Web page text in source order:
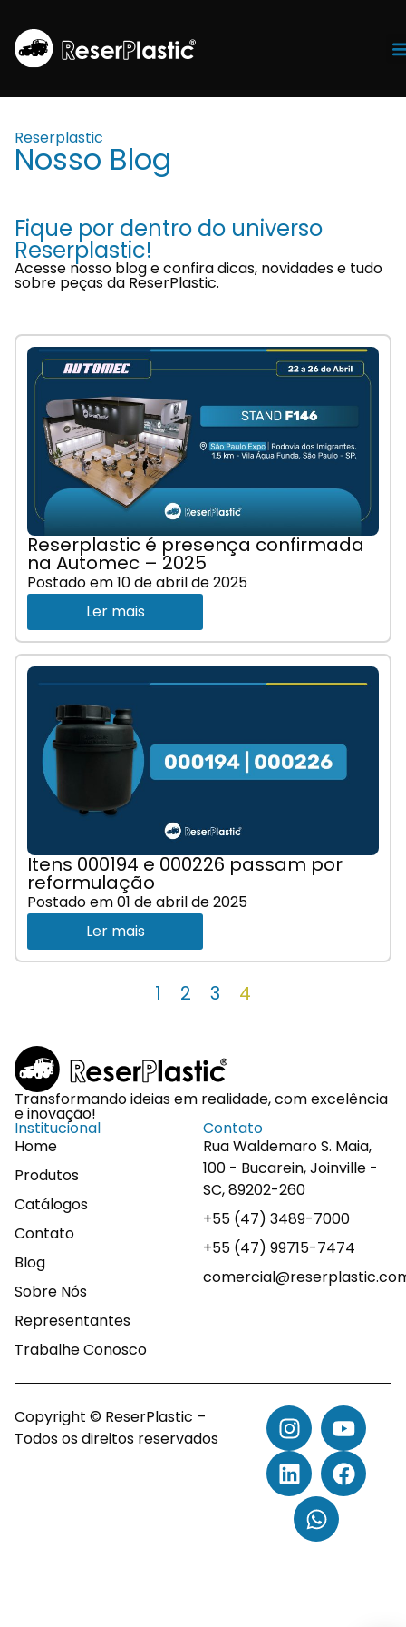
Reserplastic
Nosso Blog
Fique por dentro do universo
Reserplastic!
Acesse nosso blog e confira dicas, novidades e tudo
sobre peças da ReserPlastic.
Reserplastic é presença confirmada
na Automec – 2025
Postado em10 de abril de 2025
Ler mais
Itens 000194 e 000226 passam por
reformulação
Postado em01 de abril de 2025
Ler mais
1 2 3 4
Transformando ideias em realidade, com excelência
e inovação!
Institucional
Home
Produtos
Catálogos
Contato
Blog
Sobre Nós
Representantes
Trabalhe Conosco
Contato
Rua Waldemaro S. Maia,
100 - Bucarein, Joinville -
SC, 89202-260
+55 (47) 3489-7000
+55 (47) 99715-7474
Copyright © ReserPlastic –
Todos os direitos reservados